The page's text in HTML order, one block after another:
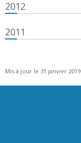
2012
2011
Mis à jour le 31 janvier 2019